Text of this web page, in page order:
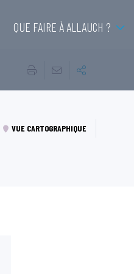
QUE FAIRE À ALLAUCH ?
VUE CARTOGRAPHIQUE